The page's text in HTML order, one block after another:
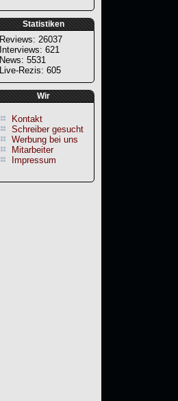
Statistiken
Reviews: 26037
Interviews: 621
News: 5531
Live-Rezis: 605
Wir
Kontakt
Schreiber gesucht
Werbung bei uns
Mitarbeiter
Impressum